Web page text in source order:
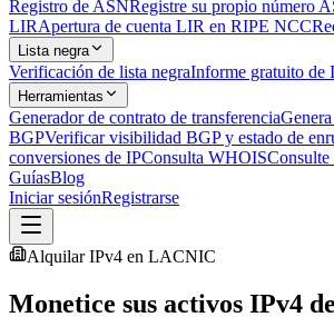
Registro de ASNRegistre su propio número
LIRApertura de cuenta LIR en RIPE NCC
Lista negra
Verificación de lista negraInforme gratuito de
Herramientas
Generador de contrato de transferencia
BGPVerificar visibilidad BGP y estado de
conversiones de IPConsulta WHOISConsulte
GuíasBlog
Iniciar sesiónRegistrarse
Alquilar IPv4 en LACNIC
Monetice sus activos IPv4